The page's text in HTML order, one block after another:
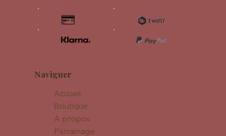
Naviguer
Accueil
Boutique
A propos
Parrainage